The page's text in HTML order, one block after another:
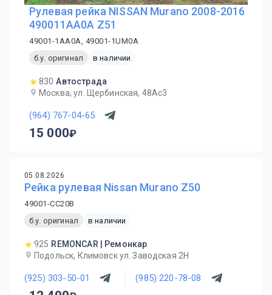
Рулевая рейка NISSAN Murano 2008-2016
490011AA0A Z51
49001-1AA0A, 49001-1UM0A
б.у. оригинал
в наличии
830 Автострада
Москва, ул. Щербинская, 48Ас3
(964) 767-04-65
15 000
05.08.2026
Рейка рулевая Nissan Murano Z50
49001-CC20B
б.у. оригинал
в наличии
925 REMONCAR | Ремонкар
Подольск, Климовск ул. Заводская 2Н
(925) 303-50-01 (985) 220-78-08